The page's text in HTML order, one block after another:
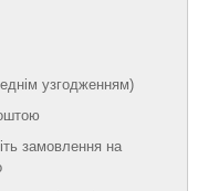
узгодженням)
замовлення на